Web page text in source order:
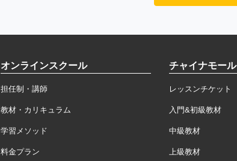
オンラインスクール
担任制・講師
教材・カリキュラム
学習メソッド
料金プラン
チャイナモール
レッスンチケット
入門&初級教材
中級教材
上級教材